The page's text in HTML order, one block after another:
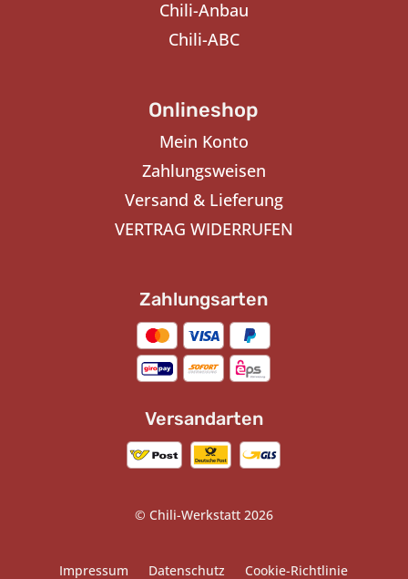
Chili-Anbau
Chili-ABC
Onlineshop
Mein Konto
Zahlungsweisen
Versand & Lieferung
VERTRAG WIDERRUFEN
Zahlungsarten
Versandarten
© Chili-Werkstatt 2026
Impressum Datenschutz Cookie-Richtlinie